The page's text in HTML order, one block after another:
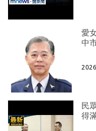
愛
中
民
得